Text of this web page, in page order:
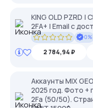
KING OLD PZRD |
2FA+ | Email с
0%
2 784,94 ₽
Аккаунты MIX
2025 год. Фото +
2Fa (50/50).